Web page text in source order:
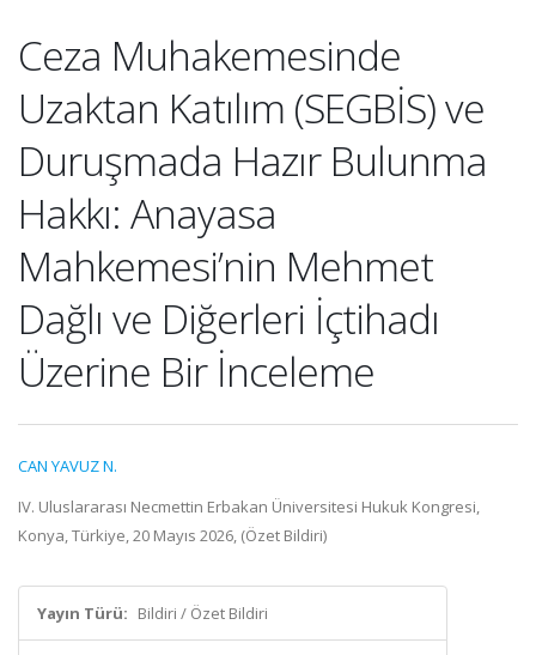
Ceza Muhakemesinde
Uzaktan Katılım (SEGBİS) ve
Duruşmada Hazır Bulunma
Hakkı: Anayasa
Mahkemesi’nin Mehmet
Dağlı ve Diğerleri İçtihadı
Üzerine Bir İnceleme
CAN YAVUZ N.
IV. Uluslararası Necmettin Erbakan Üniversitesi Hukuk Kongresi,
Konya, Türkiye, 20 Mayıs 2026, (Özet Bildiri)
Yayın Türü: Bildiri / Özet Bildiri